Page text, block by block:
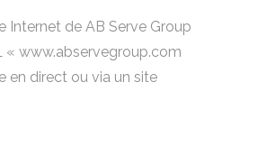
Internet de AB Serve Group
« www.abservegroup.com
en direct ou via un site